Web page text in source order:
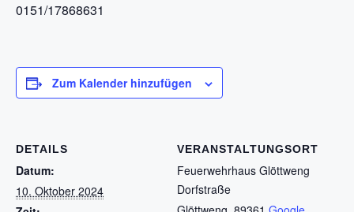
0151/17868631
Zum Kalender hinzufügen
DETAILS
Datum:
10. Oktober 2024
VERANSTALTUNGSORT
Feuerwehrhaus Glöttweng
Dorfstraße